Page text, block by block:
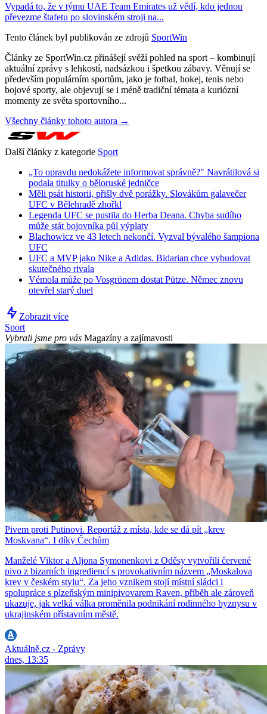
Vypadá to, že v týmu UAE Team Emirates už vědí, kdo jednou
převezme štafetu po slovinském stroji na...
Tento článek byl publikován ze zdrojů SportWin
Články ze SportWin.cz přinášejí svěží pohled na sport – kombinují
aktuální zprávy s lehkostí, nadsázkou i špetkou zábavy. Věnují se
především populárním sportům, jako je fotbal, hokej, tenis nebo
bojové sporty, ale objevují se i méně tradiční témata a kuriózní
momenty ze světa sportovního...
Všechny články tohoto autora →
Další články z kategorie Sport
„To opravdu nedokážete informovat správně?" Navrátilová si
podala titulky o běloruské jedničce
Měli psát historii, přišly dvě porážky. Slovákům galavečer
UFC v Bělehradě zhořkl
Legenda UFC se pustila do Herba Deana. Chyba sudího
může stát bojovníka půl výplaty
Blachowicz ve 43 letech nekončí. Vyzval bývalého šampiona
UFC
UFC a MVP jako Nike a Adidas. Bidarian chce vybudovat
skutečného rivala
Vémola může po Vosgrönem dostat Pütze. Němec znovu
otevřel starý duel
Zobrazit více
Sport
Vybrali jsme pro vás Magazíny a zajímavosti
Pivem proti Putinovi. Reportáž z místa, kde se dá pít „krev
Moskvana“. I díky Čechům
Manželé Viktor a Aljona Symonenkovi z Oděsy vytvořili červené
pivo z bizarních ingrediencí s provokativním názvem „Moskalova
krev v českém stylu“. Za jeho vznikem stojí místní sládci i
spolupráce s plzeňským minipivovarem Raven, příběh ale zároveň
ukazuje, jak velká válka proměnila podnikání rodinného byznysu v
ukrajinském přístavním městě.
Aktuálně.cz - Zprávy
dnes, 13:35